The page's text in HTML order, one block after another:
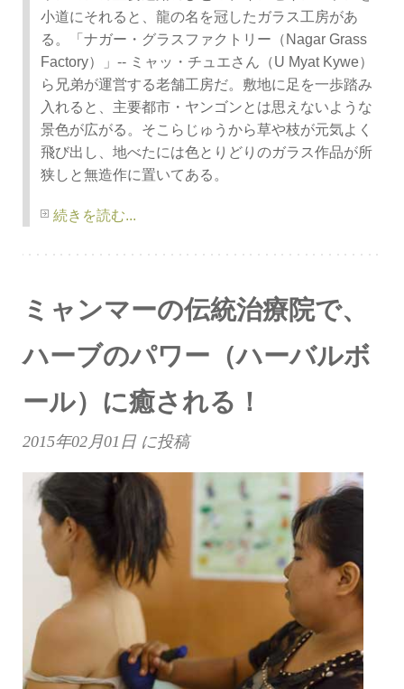
小道にそれると、龍の名を冠したガラス工房があ
る。「ナガー・グラスファクトリー（Nagar Grass
Factory）」-- ミャッ・チュエさん（U Myat Kywe）
ら兄弟が運営する老舗工房だ。敷地に足を一歩踏み
入れると、主要都市・ヤンゴンとは思えないような
景色が広がる。そこらじゅうから草や枝が元気よく
飛び出し、地べたには色とりどりのガラス作品が所
狭しと無造作に置いてある。
続きを読む...
ミャンマーの伝統治療院で、
ハーブのパワー（ハーバルボ
ール）に癒される！
2015年02月01日 に投稿